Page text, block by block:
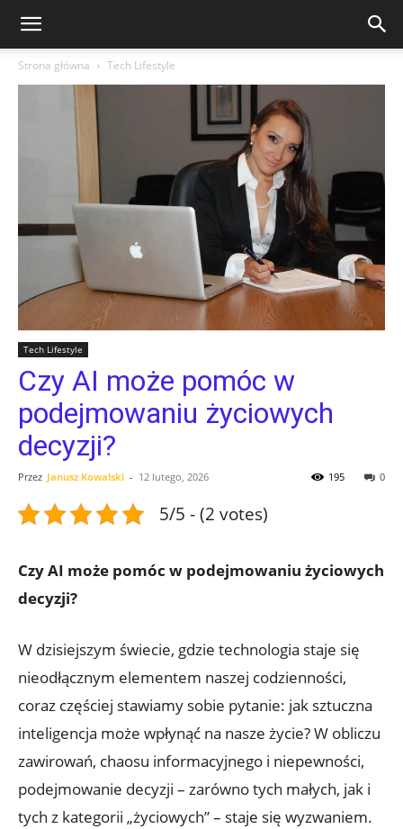
Strona główna Tech Lifestyle
Tech Lifestyle
Czy AI może pomóc w
podejmowaniu życiowych
decyzji?
Przez Janusz Kowalski - 12 lutego, 2026 0
195
5/5 - (2 votes)
Czy AI może pomóc w podejmowaniu życiowych
decyzji?
W dzisiejszym świecie, ‍gdzie technologia staje się
nieodłącznym elementem naszej codzienności,
coraz częściej stawiamy sobie pytanie: ‍jak sztuczna
‍inteligencja może ‌wpłynąć na⁣ nasze życie? W obliczu
zawirowań, chaosu informacyjnego i niepewności,
podejmowanie‌ decyzji – zarówno tych małych, jak i
tych z kategorii ⁣„życiowych” – staje się ‌wyzwaniem.